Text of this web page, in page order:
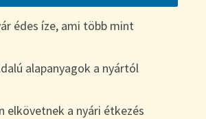
édes íze, ami több mint
alapanyagok a nyártól
elkövetnek a nyári étkezés